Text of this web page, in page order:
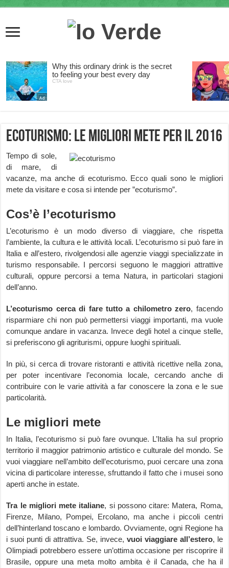
Ecoturismo: le migliori mete per il 2016
Tempo di sole,
di mare, di
vacanze, ma anche di ecoturismo. Ecco quali sono le migliori
mete da visitare e cosa si intende per ”ecoturismo”.
Cos’è l’ecoturismo
L’ecoturismo è un modo diverso di viaggiare, che rispetta
l’ambiente, la cultura e le attività locali. L’ecoturismo si può fare in
Italia e all’estero, rivolgendosi alle agenzie viaggi specializzate in
turismo responsabile. I percorsi seguono le maggiori attrattive
culturali, oppure percorsi a tema Natura, in particolari stagioni
dell’anno.
L’ecoturismo cerca di fare tutto a chilometro zero, facendo
risparmiare chi non può permettersi viaggi importanti, ma vuole
comunque andare in vacanza. Invece degli hotel a cinque stelle,
si preferiscono gli agriturismi, oppure luoghi spirituali.
In più, si cerca di trovare ristoranti e attività ricettive nella zona,
per poter incentivare l’economia locale, cercando anche di
contribuire con le varie attività a far conoscere la zona e le sue
particolarità.
Le migliori mete
In Italia, l’ecoturismo si può fare ovunque. L’Italia ha sul proprio
territorio il maggior patrimonio artistico e culturale del mondo. Se
vuoi viaggiare nell’ambito dell’ecoturismo, puoi cercare una zona
vicina di particolare interesse, sfruttando il fatto che i musei sono
aperti anche in estate.
Tra le migliori mete italiane, si possono citare: Matera, Roma,
Firenze, Milano, Pompei, Ercolano, ma anche i piccoli centri
dell’hinterland toscano e lombardo. Ovviamente, ogni Regione ha
i suoi punti di attrattiva. Se, invece, vuoi viaggiare all’estero, le
Olimpiadi potrebbero essere un’ottima occasione per riscoprire il
Brasile, oppure una meta molto ambita è il Canada, che ha il